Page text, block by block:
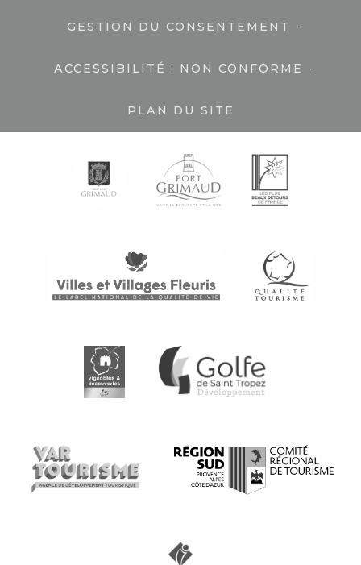
GESTION DU CONSENTEMENT -
ACCESSIBILITÉ : NON CONFORME -
PLAN DU SITE